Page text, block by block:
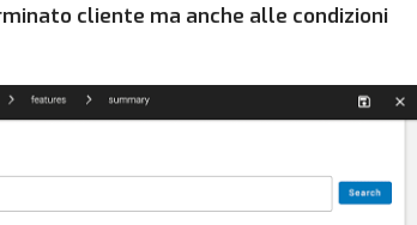
cliente ma anche alle condizioni